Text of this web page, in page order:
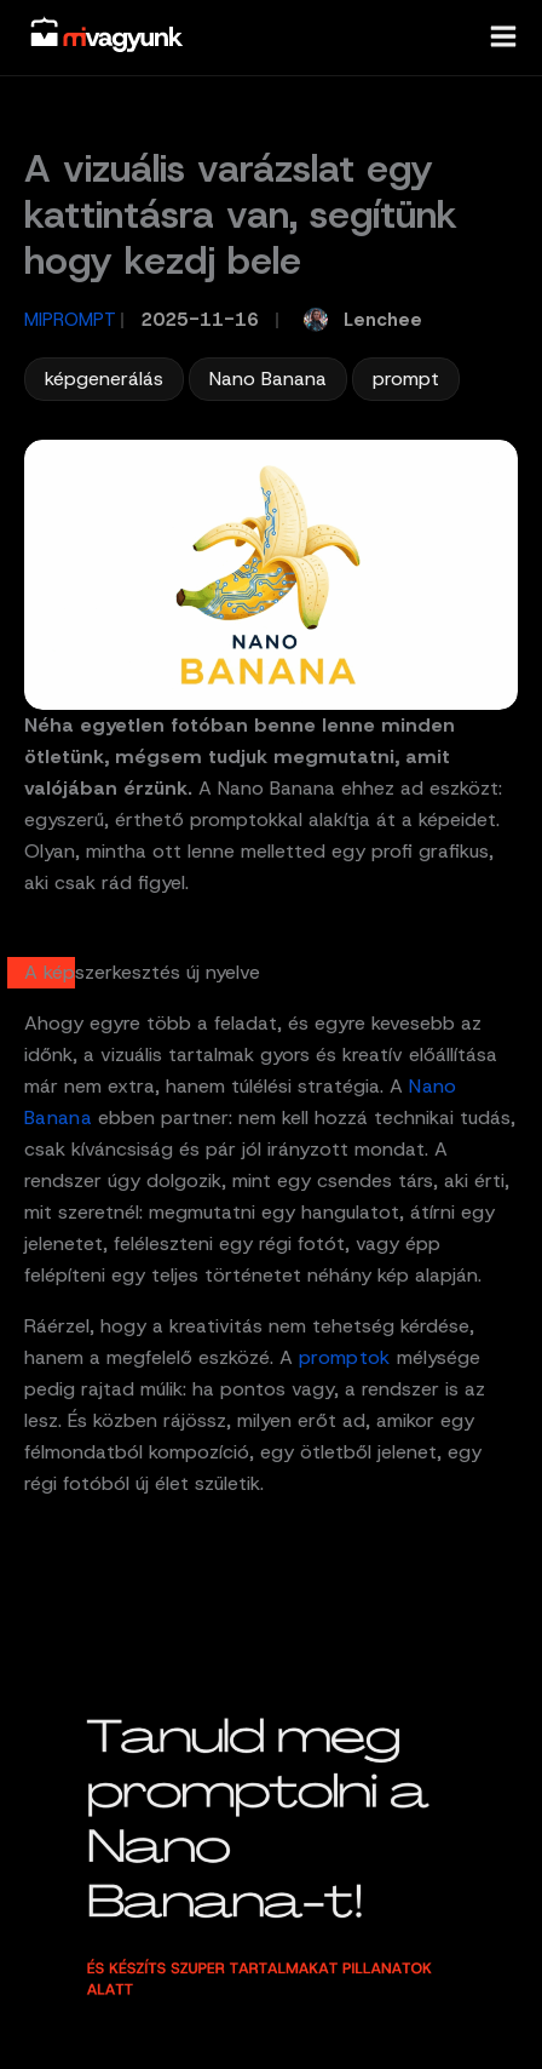
Skip
content
A vizuális varázslat egy
kattintásra van, segítünk
hogy kezdj bele
MIPROMPT / 2025-11-16 Lenchee
képgenerálás Nano Banana prompt
Néha egyetlen fotóban benne lenne minden
ötletünk, mégsem tudjuk megmutatni, amit
valójában érzünk. A Nano Banana ehhez ad eszközt:
egyszerű, érthető promptokkal alakítja át a képeidet.
Olyan, mintha ott lenne melletted egy profi grafikus,
aki csak rád figyel.
A képszerkesztés új nyelve
Ahogy egyre több a feladat, és egyre kevesebb az
időnk, a vizuális tartalmak gyors és kreatív előállítása
már nem extra, hanem túlélési stratégia. A Nano
Banana ebben partner: nem kell hozzá technikai tudás,
csak kíváncsiság és pár jól irányzott mondat. A
rendszer úgy dolgozik, mint egy csendes társ, aki érti,
mit szeretnél: megmutatni egy hangulatot, átírni egy
jelenetet, feléleszteni egy régi fotót, vagy épp
felépíteni egy teljes történetet néhány kép alapján.
Ráérzel, hogy a kreativitás nem tehetség kérdése,
hanem a megfelelő eszközé. A promptok mélysége
pedig rajtad múlik: ha pontos vagy, a rendszer is az
lesz. És közben rájössz, milyen erőt ad, amikor egy
félmondatból kompozíció, egy ötletből jelenet, egy
régi fotóból új élet születik.